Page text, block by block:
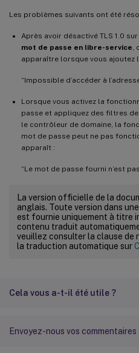
Les problèmes suivants ont été
Après avoir désactivé TLS 1.0
mot de passe en libre-service
apparaître lorsque vous ajoutez
“Impossible d’accéder à
Lorsque vous activez la
passe et appliquez des filtres
le contrôleur de domaine, la
mot de passe peut ne pas
apparaît :
“Le mot de passe fourni n’est
La version officielle de la
anglais. Toute version dans
est fournie uniquement à titre
contenu traduit
veuillez consulter la clause de
la traduction automatique sur
Cela vous a-t-il été utile ?
Envoyez-nous vos commentaires